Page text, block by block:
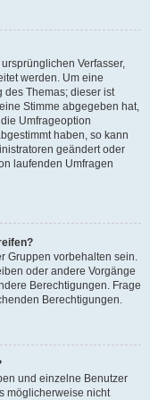
Verfasser,
werden. Um eine
des Themas; dieser ist
Stimme abgegeben hat,
Umfrageoption
haben, so kann
geändert oder
laufenden Umfragen
Gruppen vorbehalten sein.
oder andere Vorgänge
Berechtigungen. Frage
Berechtigungen.
und einzelne Benutzer
möglicherweise nicht